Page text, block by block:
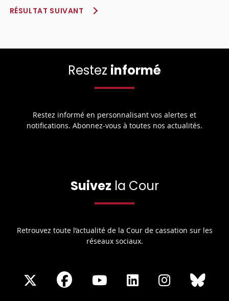
RÉSULTAT SUIVANT
Restez informé
Restez informé en personnalisant vos alertes et
notifications. Abonnez-vous à toutes nos actualités.
Suivez la Cour
Retrouvez toute l’actualité de la Cour de cassation sur les
réseaux sociaux.
ShareShare
Share
Share
Share